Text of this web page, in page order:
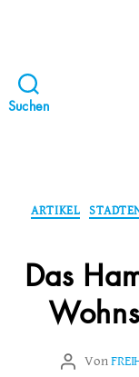
Suchen
ARTIKEL
Das
Von